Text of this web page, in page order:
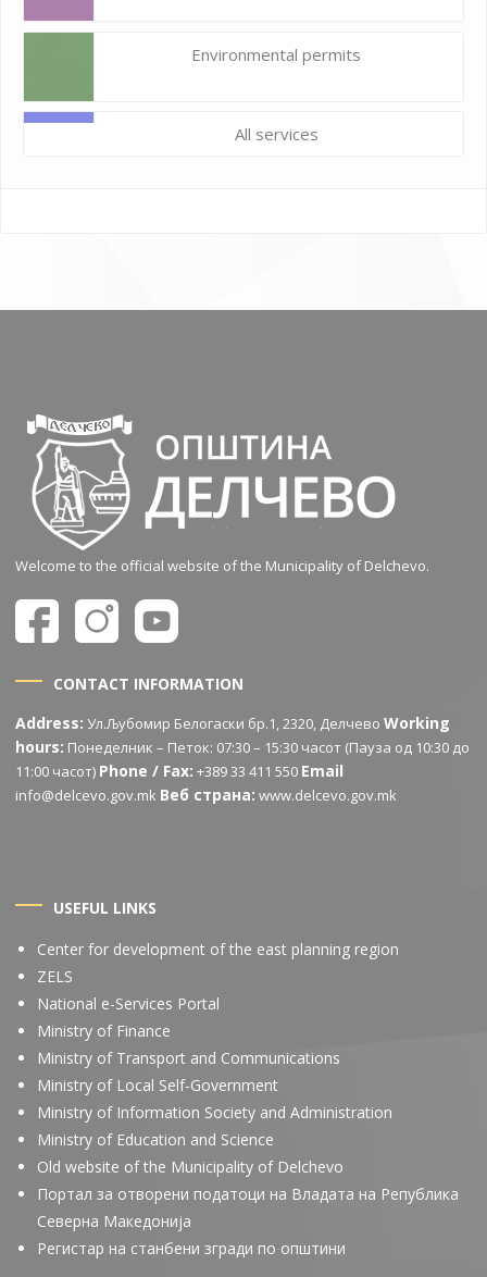
Environmental permits
All services
Welcome to the official website of the Municipality of Delchevo.
CONTACT INFORMATION
Address: Ул.Љубомир Белогаски бр.1, 2320, ДелчевоWorking
hours: Понеделник – Петок: 07:30 – 15:30 часот (Пауза од 10:30 до
11:00 часот) Phone / Fax: +389 33 411 550 Email
info@delcevo.gov.mk Веб страна: www.delcevo.gov.mk
USEFUL LINKS
Center for development of the east planning region
ZELS
National e-Services Portal
Ministry of Finance
Ministry of Transport and Communications
Ministry of Local Self-Government
Ministry of Information Society and Administration
Ministry of Education and Science
Old website of the Municipality of Delchevo
Портал за отворени податоци на Владата на Република
Северна Македонија
Регистар на станбени згради по општини